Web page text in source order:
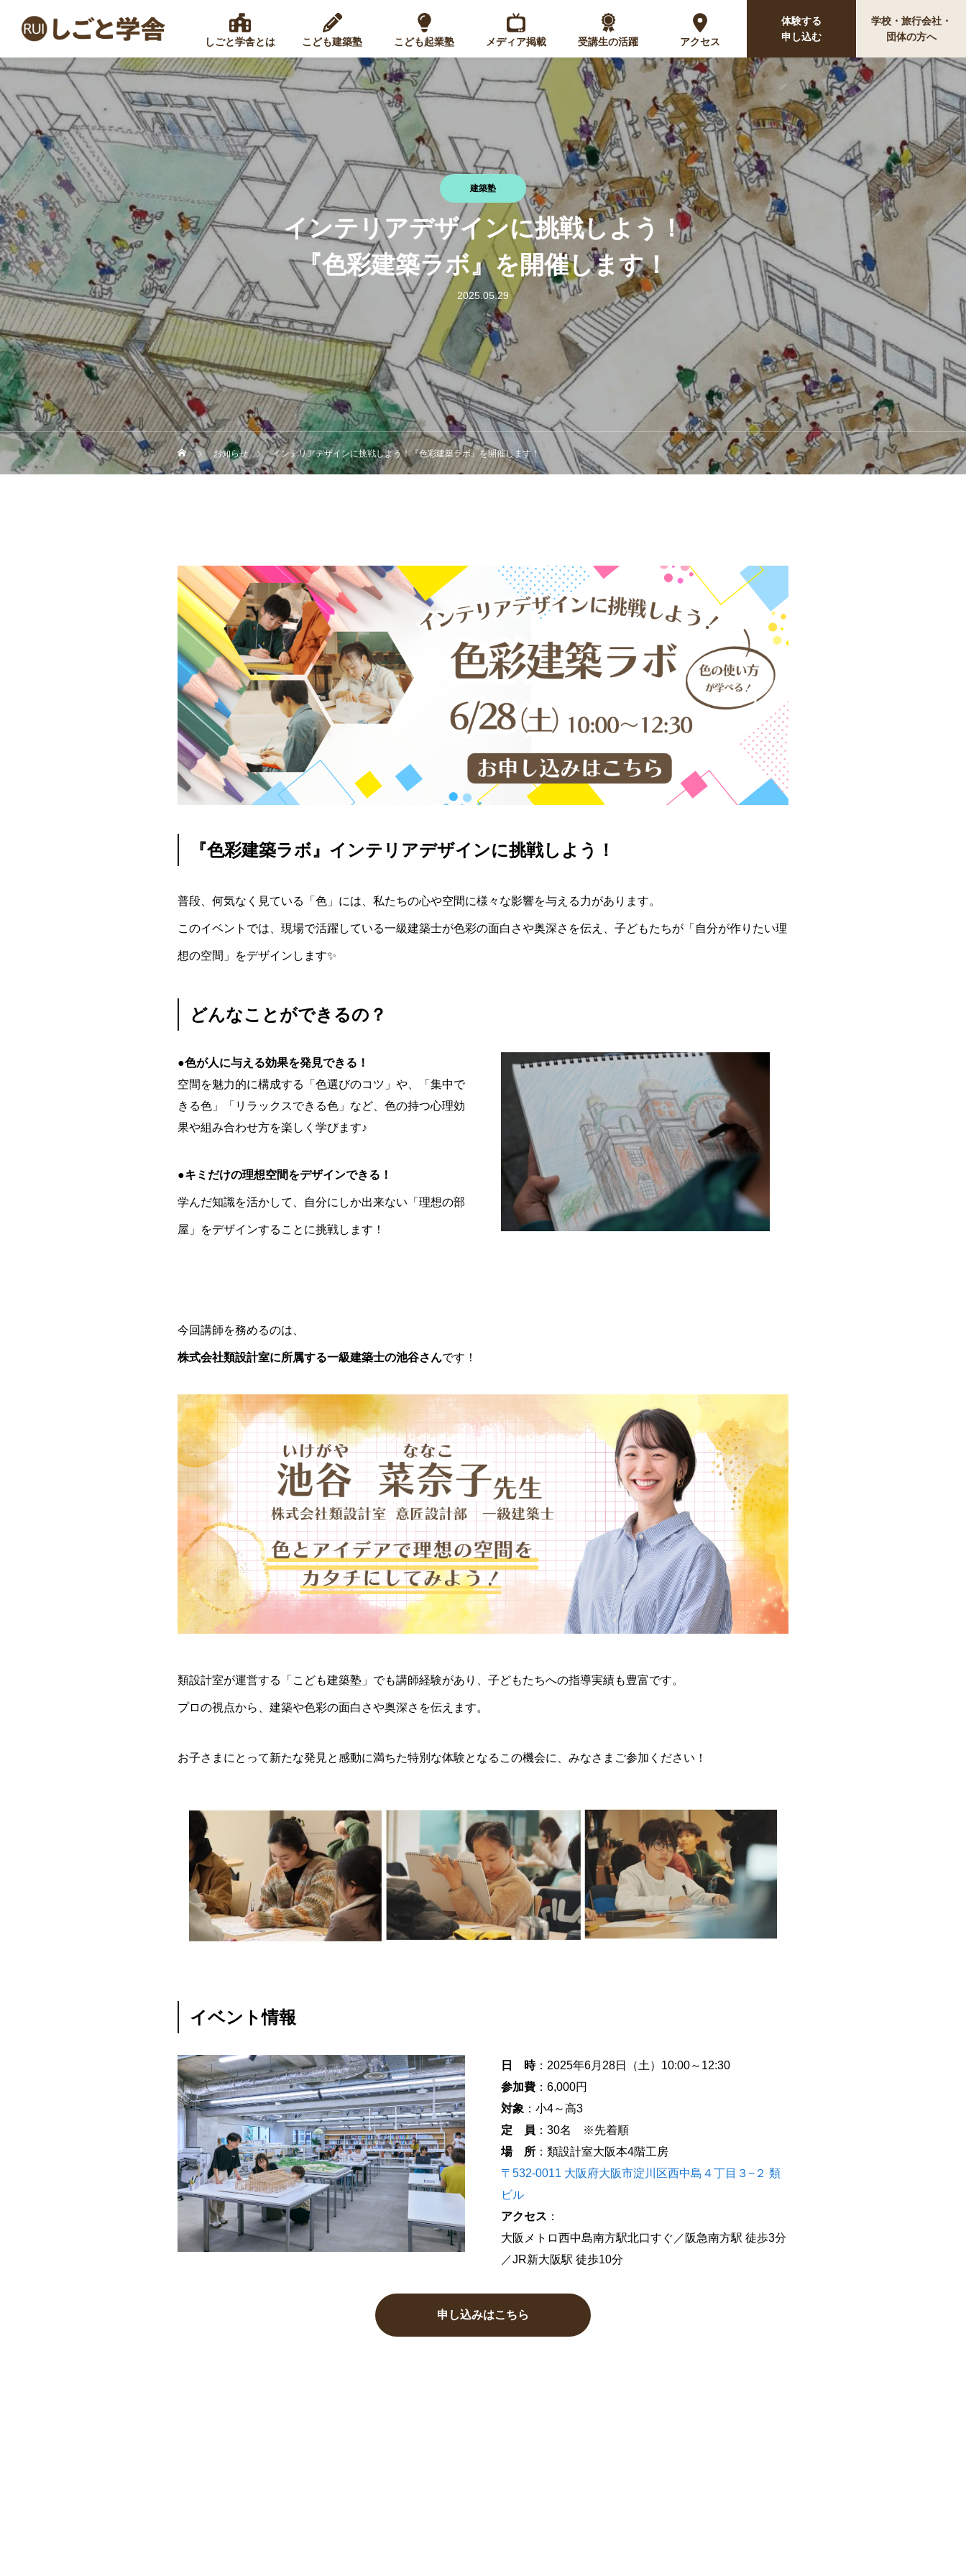
しごと学舎とは こども建築塾 こども起業塾 メディア掲載 受講生の活躍 アクセス
体験する
申し込む
学校・旅行会社・
団体の方へ
建築塾
インテリアデザインに挑戦しよう！
『色彩建築ラボ』を開催します！
2025.05.29
お知らせ インテリアデザインに挑戦しよう！『色彩建築ラボ』を開催します！
『色彩建築ラボ』インテリアデザインに挑戦しよう！
普段、何気なく見ている「色」には、私たちの心や空間に様々な影響を与える力があります。
このイベントでは、現場で活躍している一級建築士が色彩の面白さや奥深さを伝え、子どもたちが「自分が作りたい理
想の空間」をデザインします✨
どんなことができるの？
●色が人に与える効果を発見できる！
空間を魅力的に構成する「色選びのコツ」や、「集中で
きる色」「リラックスできる色」など、色の持つ心理効
果や組み合わせ方を楽しく学びます♪
●キミだけの理想空間をデザインできる！
学んだ知識を活かして、自分にしか出来ない「理想の部
屋」をデザインすることに挑戦します！
今回講師を務めるのは、
株式会社類設計室に所属する一級建築士の池谷さんです！
類設計室が運営する「こども建築塾」でも講師経験があり、子どもたちへの指導実績も豊富です。
プロの視点から、建築や色彩の面白さや奥深さを伝えます。
お子さまにとって新たな発見と感動に満ちた特別な体験となるこの機会に、みなさまご参加ください！
イベント情報
日 時：2025年6月28日（土）10:00～12:30
参加費 ：6,000円
対象 ：小4～高3
定 員 ：30名 ※先着順
場 所 ：類設計室大阪本4階工房
〒532-0011 大阪府大阪市淀川区西中島４丁目３−２ 類
ビル
アクセス ：
大阪メトロ西中島南方駅北口すぐ／阪急南方駅 徒歩3分
／JR新大阪駅 徒歩10分
申し込みはこちら